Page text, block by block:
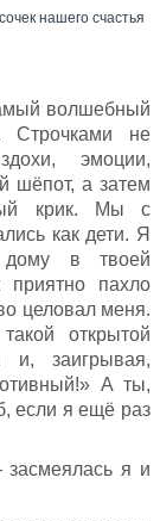
нашего счастья
волшебный
Строчками не
эмоции,
шёпот, а затем
крик. Мы с
как дети. Я
в твоей
приятно пахло
целовал меня.
открытой
заигрывая,
А ты,
если я ещё раз
я и